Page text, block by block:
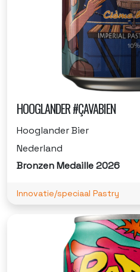
HOOGLANDER #ÇAVABIEN
Hooglander Bier
Nederland
Bronzen Medaille 2026
Innovatie/speciaal Pastry